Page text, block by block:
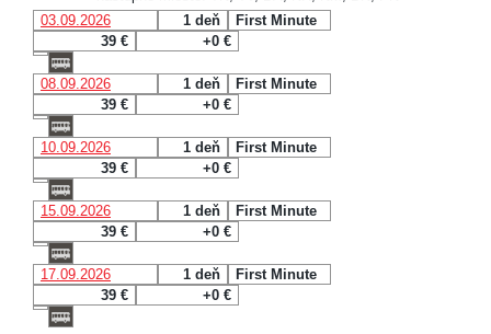
03.09.2026
1 deň
First Minute
39 €
+0 €
08.09.2026 1 deň
First Minute
39 €
+0 €
10.09.2026 1 deň
First Minute
39 €
+0 €
15.09.2026 1 deň
First Minute
39 €
+0 €
17.09.2026 1 deň
First Minute
39 €
+0 €